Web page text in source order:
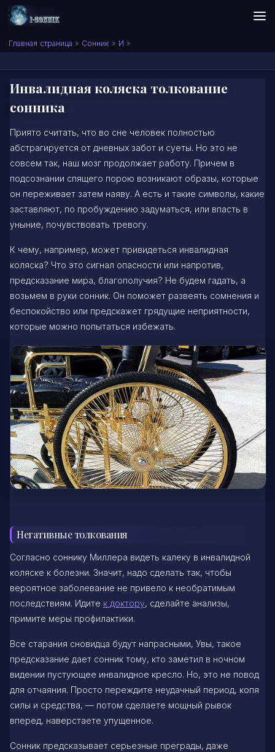
Skip to content
Сонник I-SONNIK.COM
Главная страница » Сонник » И »
Инвалидная коляска толкование
сонника
Приято считать, что во сне человек полностью
абстрагируется от дневных забот и суеты. Но это не
совсем так, наш мозг продолжает работу. Причем в
подсознании спящего порою возникают образы, которые
он переживает затем наяву. А есть и такие символы, какие
заставляют, по пробуждению задуматься, или впасть в
уныние, почувствовать тревогу.
К чему, например, может привидеться инвалидная
коляска? Что это сигнал опасности или напротив,
предсказание мира, благополучия? Не будем гадать, а
возьмем в руки сонник. Он поможет развеять сомнения и
беспокойство или предскажет грядущие неприятности,
которые можно попытаться избежать.
Негативные толкования
Согласно соннику Миллера видеть калеку в инвалидной
коляске к болезни. Значит, надо сделать так, чтобы
вероятное заболевание не привело к необратимым
последствиям. Идите к доктору, сделайте анализы,
примите меры профилактики.
Все старания сновидца будут напрасными, Увы, такое
предсказание дает сонник тому, кто заметил в ночном
видении пустующее инвалидное кресло. Но, это не повод
для отчаяния. Просто переждите неудачный период, копя
силы и средства, — потом сделаете мощный рывок
вперед, наверстаете упущенное.
Сонник предсказывает серьезные преграды, даже